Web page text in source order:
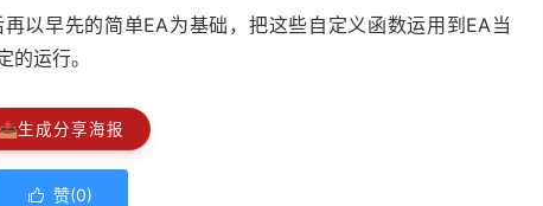
", Error: ", GetLastError()); } // 可选调试
以早先的简单EA为基础，把这些自定义函数运用到EA当
运行。
📤生成分享海报
 赞(0)